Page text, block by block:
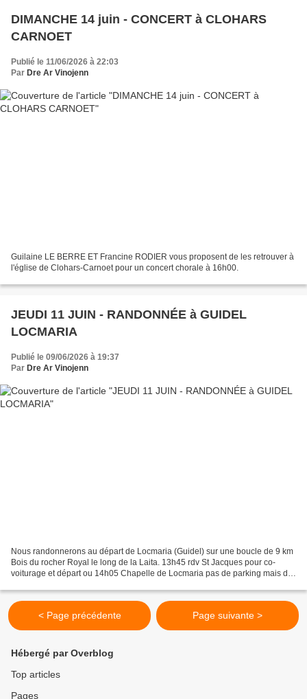
DIMANCHE 14 juin - CONCERT à CLOHARS
CARNOET
Publié le 11/06/2026 à 22:03
Par Dre Ar Vinojenn
Guilaine LE BERRE ET Francine RODIER vous proposent de les retrouver à
l'église de Clohars-Carnoet pour un concert chorale à 16h00.
JEUDI 11 JUIN - RANDONNÉE à GUIDEL
LOCMARIA
Publié le 09/06/2026 à 19:37
Par Dre Ar Vinojenn
Nous randonnerons au départ de Locmaria (Guidel) sur une boucle de 9 km
Bois du rocher Royal le long de la Laita. 13h45 rdv St Jacques pour co-
voiturage et départ ou 14h05 Chapelle de Locmaria pas de parking mais de
< Page précédente Page suivante >
Hébergé par Overblog
Top articles
Pages